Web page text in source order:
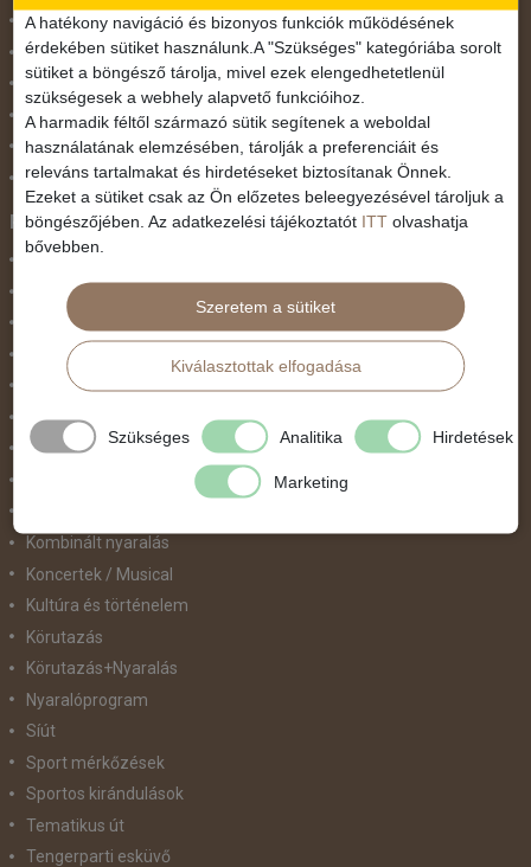
November 1.
Október 23.
Pünkösdi utazás
Szilveszter
Tavaszi szünet
Valentin nap
Programtípus
Belépőjegy
Egyéni út
Egzotikus út
Fesztiválok
Golfút
Gyalogtúra
Kombinált nyaralás
Koncertek / Musical
Kultúra és történelem
Körutazás
Körutazás+Nyaralás
Nyaralóprogram
Síút
Sport mérkőzések
Sportos kirándulások
Tematikus út
Tengerparti esküvő
A hatékony navigáció és bizonyos funkciók működésének
érdekében sütiket használunk.A "Szükséges" kategóriába sorolt
sütiket a böngésző tárolja, mivel ezek elengedhetetlenül
szükségesek a webhely alapvető funkcióihoz.
A harmadik féltől származó sütik segítenek a weboldal
használatának elemzésében, tárolják a preferenciáit és
releváns tartalmakat és hirdetéseket biztosítanak Önnek.
Ezeket a sütiket csak az Ön előzetes beleegyezésével tároljuk a
böngészőjében. Az adatkezelési tájékoztatót ITT olvashatja
bővebben.
Szeretem a sütiket
Kiválasztottak elfogadása
Szükséges Analitika Hirdetések
Marketing